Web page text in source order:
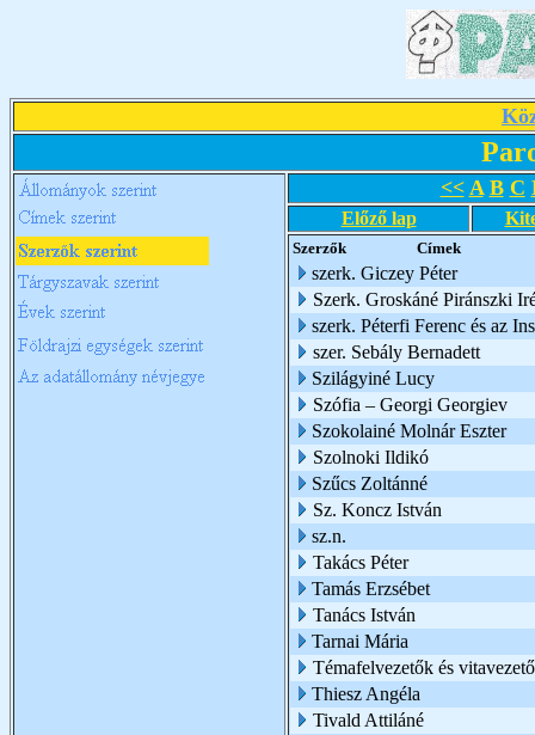
<< A B C
Előző lap
Szerzők Címek
szerk. Giczey Péter
Szerk. Groskáné Piránszki
szerk. Péterfi Ferenc és az
szer. Sebály Bernadett
Szilágyiné Lucy
Szófia – Georgi Georgiev
Szokolainé Molnár Eszter
Szolnoki Ildikó
Szűcs Zoltánné
Sz. Koncz István
sz.n.
Takács Péter
Tamás Erzsébet
Tanács István
Tarnai Mária
Témafelvezetők és
Thiesz Angéla
Tivald Attiláné